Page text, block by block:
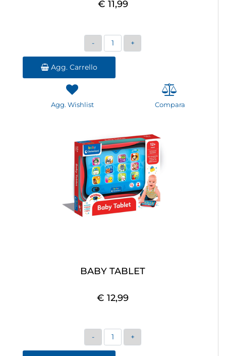
€ 11,99
Quantità
Agg. Carrello
Agg. Wishlist Compara
BABY TABLET
€ 12,99
Quantità